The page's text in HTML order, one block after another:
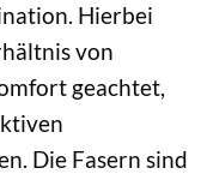
Hierbei
von
geachtet,
Die Fasern sind